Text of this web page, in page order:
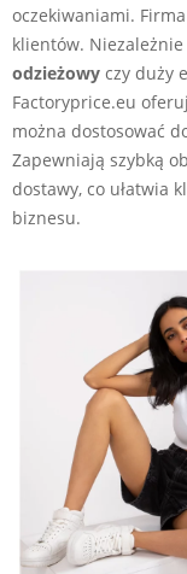
oczekiwaniami.
klientów. Niezależnie
odzieżowy czy duży
Factoryprice.eu
można dostosować
Zapewniają szybką
dostawy, co ułatwia
biznesu.